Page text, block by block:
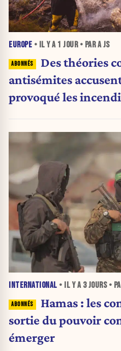
EUROPE • IL Y A 1 JOUR• PAR A JS
Des théories
antisémites
provoqué les
INTERNATIONAL • IL Y A 3 JOURS•
Hamas : les
sortie du pouvoir
émerger